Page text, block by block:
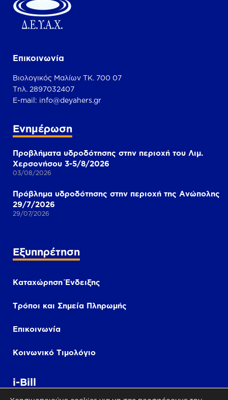
Επικοινωνία
Βιολογικός Μαλίων ΤΚ. 700 07
Τηλ. 2897032407
Ε-mail: info@deyahers.gr
Ενημέρωση
Προβλήματα υδροδότησης στην περιοχή του Λιμ.
Χερσονήσου 3-5/8/2026
03/08/2026
Πρόβλημα υδροδότησης στην περιοχή της Ανώπολης
29/7/2026
29/07/2026
Εξυπηρέτηση
Καταχώρηση Ένδειξης
Τρόποι και Σημεία Πληρωμής
Επικοινωνία
Κοινωνικό Τιμολόγιο
i-Bill